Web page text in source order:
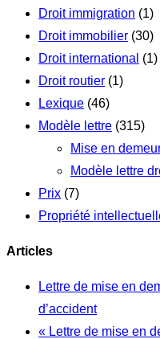
Droit immigration (1)
Droit immobilier (30)
Droit international (1)
Droit routier (1)
Lexique (46)
Modèle lettre (315)
Mise en
Modèle lettre
Prix (7)
Propriété
Articles
Lettre de mise en
d’accident
« Lettre de mise en